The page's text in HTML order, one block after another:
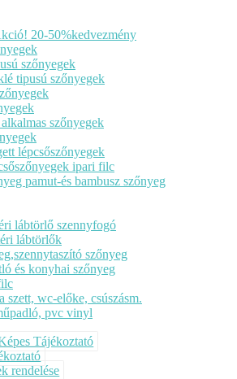
20-50%kedvezmény
szőnyegek
tipusú szőnyegek
szőnyegek
lépcsőszőnyegek
ipari filc
pamut-és bambusz szőnyeg
lábtörlő szennyfogó
lábtörlők
szőnyeg
és konyhai szőnyeg
szett, wc-előke, csúszásm.
pvc vinyl
Tájékoztató
rendelése